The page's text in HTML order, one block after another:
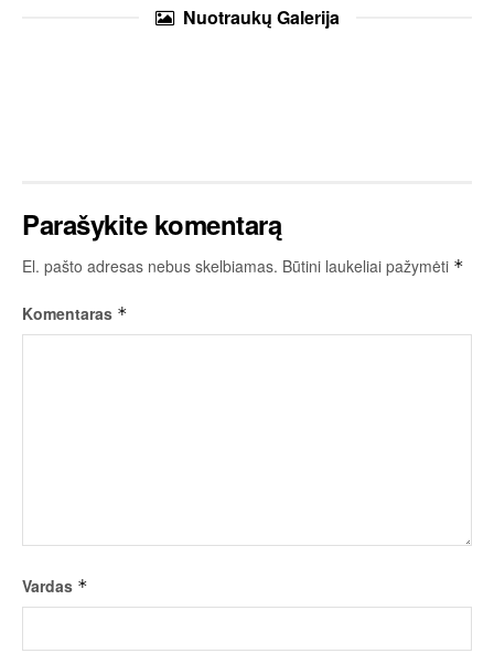
Nuotraukų Galerija
Parašykite komentarą
El. pašto adresas nebus skelbiamas. Būtini laukeliai pažymėti *
Komentaras *
Vardas *